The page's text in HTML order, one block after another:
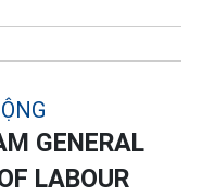
GENERAL
LABOUR